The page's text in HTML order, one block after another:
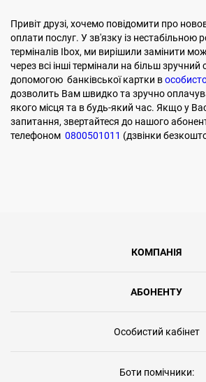
Привіт друзі, хочемо повідомити про
оплати послуг. У зв'язку із нестабільною
терміналів Ibox, ми вирішили замінити
через всі інші термінали на більш зручний
допомогою банківської картки в
дозволить Вам швидко та зручно
якого місця та в будь-який час. Якщо у
запитання, звертайтеся до нашого
телефоном 0800501011 (дзвінки
КОМПАНІЯ
АБОНЕНТУ
Особистий кабінет
Боти помічники: